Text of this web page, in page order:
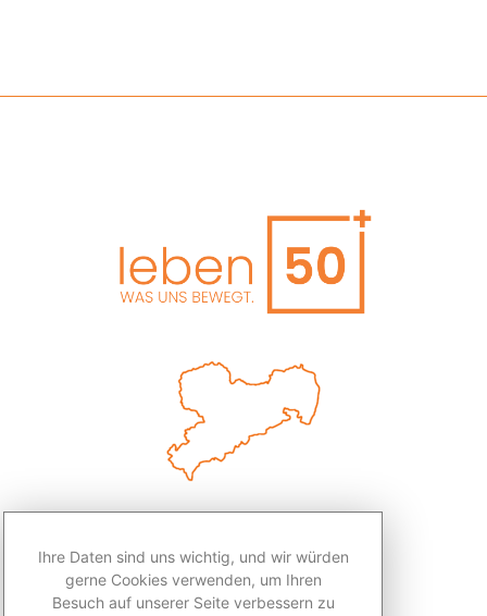
Ihre Daten sind uns wichtig, und wir würden
gerne Cookies verwenden, um Ihren
Besuch auf unserer Seite verbessern zu